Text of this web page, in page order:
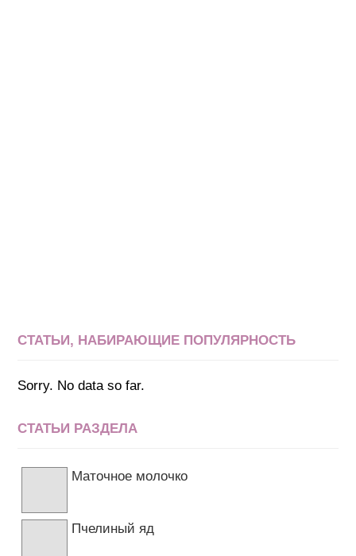
СТАТЬИ, НАБИРАЮЩИЕ ПОПУЛЯРНОСТЬ
Sorry. No data so far.
СТАТЬИ РАЗДЕЛА
Маточное молочко
Пчелиный яд